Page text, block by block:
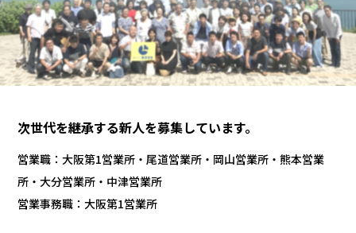
次世代を継承する新人を募集しています。
営業職：大阪第1営業所・尾道営業所・岡山営業所・熊本営業
所・大分営業所・中津営業所
営業事務職：大阪第1営業所